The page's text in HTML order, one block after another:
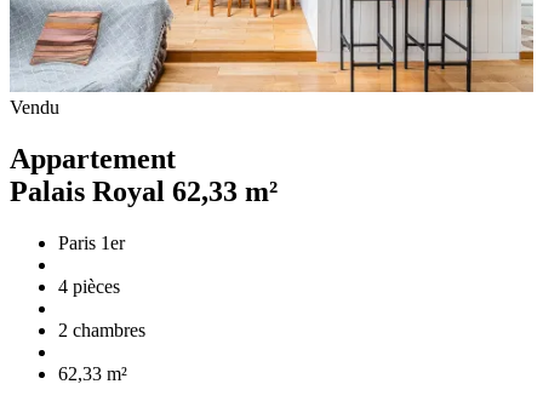
Vendu
Appartement
Palais Royal 62,33 m²
Paris 1er
4 pièces
2 chambres
62,33 m²